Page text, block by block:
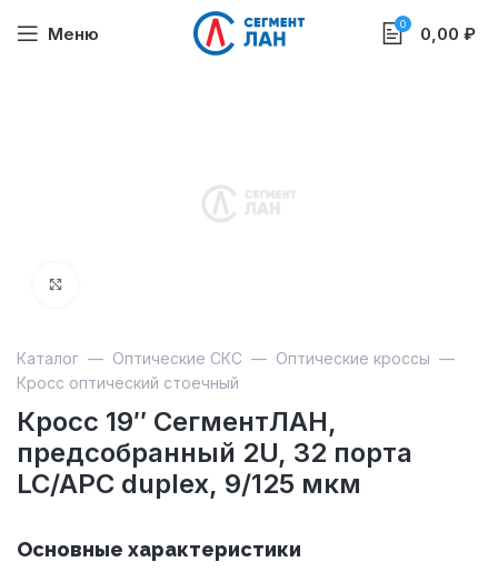
Меню 0 0,00 ₽
Каталог — Оптические СКС — Оптические кроссы —
Кросс оптический стоечный
Кросс 19″ СегментЛАН,
предсобранный 2U, 32 порта
LC/APC duplex, 9/125 мкм
Основные характеристики